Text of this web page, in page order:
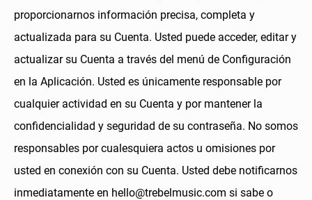
proporcionarnos información precisa, completa y
actualizada para su Cuenta. Usted puede acceder, editar y
actualizar su Cuenta a través del menú de Configuración
en la Aplicación. Usted es únicamente responsable por
cualquier actividad en su Cuenta y por mantener la
confidencialidad y seguridad de su contraseña. No somos
responsables por cualesquiera actos u omisiones por
usted en conexión con su Cuenta. Usted debe notificarnos
inmediatamente en hello@trebelmusic.com si sabe o